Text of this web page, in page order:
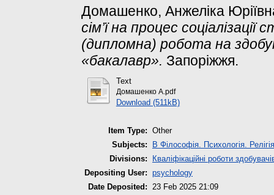
Домашенко, Анжеліка
сім’ї на процес
(дипломна) робота на
«бакалавр». Запоріжжя.
Text
Домашенко А.pdf
Download (511kB)
Item Type: Other
Subjects:
B Філософія. Психологія. Релігія
Divisions:
Кваліфікаційні роботи
Depositing User: psychology
Date Deposited:
23 Feb 2025 21:09